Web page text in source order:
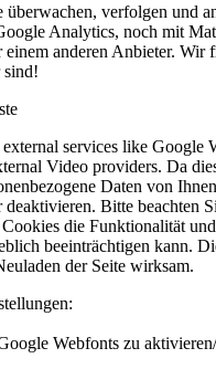
überwachen, verfolgen und
Analytics, noch mit
anderen Anbieter. Wir
sind!
services like Google
Video providers. Da
Daten von
Bitte beachten
die Funktionalität und
beeinträchtigen kann.
der Seite wirksam.
Webfonts zu